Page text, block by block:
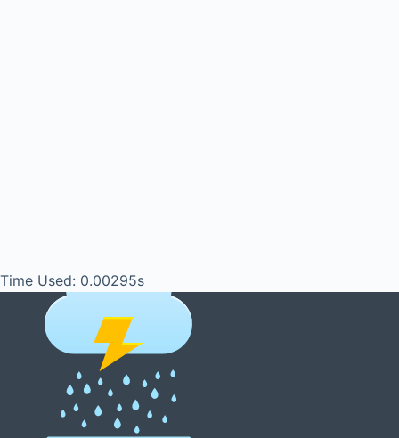
Time Used: 0.00295s